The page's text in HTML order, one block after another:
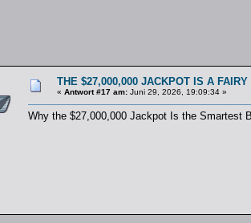
THE $27,000,000 JACKPOT IS A
« Antwort #17 am: Juni 29, 2026, 19:09:34 »
Why the $27,000,000 Jackpot Is the Smartest